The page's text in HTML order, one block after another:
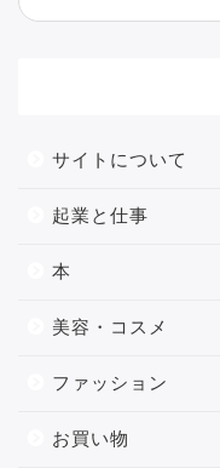
サイトについて
起業と仕事
本
美容・コスメ
ファッション
お買い物